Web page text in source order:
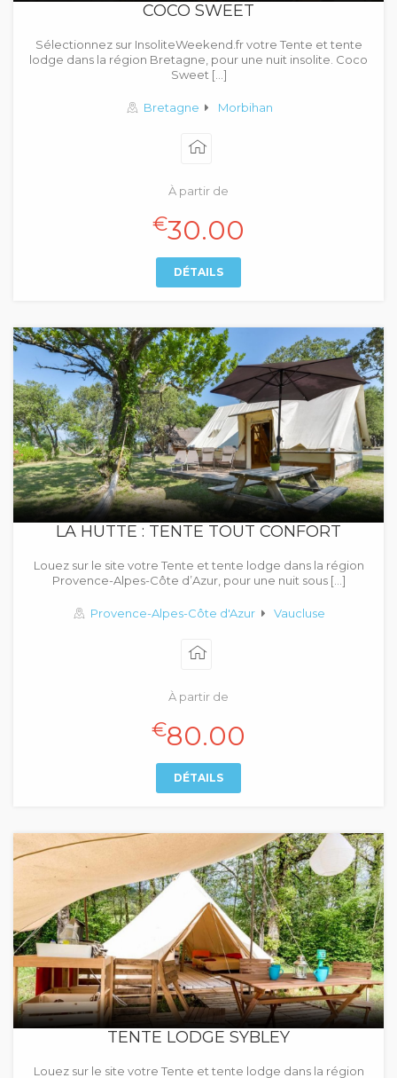
COCO SWEET
Sélectionnez sur InsoliteWeekend.fr votre Tente et tente
lodge dans la région Bretagne, pour une nuit insolite. Coco
Sweet […]
Bretagne Morbihan
À partir de
€30.00
DÉTAILS
LA HUTTE : TENTE TOUT CONFORT
Louez sur le site votre Tente et tente lodge dans la région
Provence-Alpes-Côte d’Azur, pour une nuit sous […]
Provence-Alpes-Côte d'Azur Vaucluse
À partir de
€80.00
DÉTAILS
TENTE LODGE SYBLEY
Louez sur le site votre Tente et tente lodge dans la région